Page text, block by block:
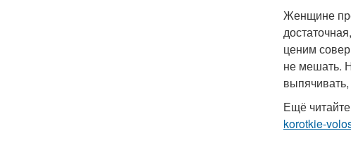
Женщине
ценим
не мешать.
Ещё
korotkie-